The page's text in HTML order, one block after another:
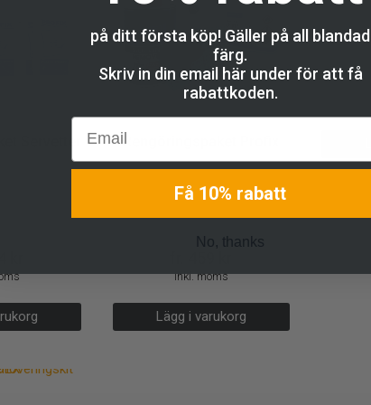
Servetter Rengöringspaket Profix
Rengöring
Sprayflaska
Torkdukar
inkl. moms
Lägg i varukorg
på ditt första köp! Gäller på all blandad
färg.
Skriv in din email här under för att få
rabattkoden.
Email
Få 10% rabatt
No, thanks